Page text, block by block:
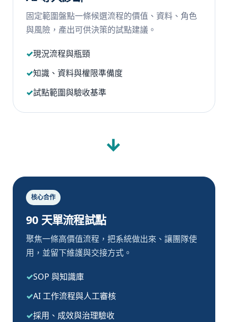
固定範圍盤點一條候選流程的價值、資料、角色
與風險，產出可供決策的試點建議。
現況流程與瓶頸
知識、資料與權限準備度
試點範圍與驗收基準
→
核心合作
90 天單流程試點
聚焦一條高價值流程，把系統做出來、讓團隊使
用，並留下維護與交接方式。
SOP 與知識庫
AI 工作流程與人工審核
採用、成效與治理驗收